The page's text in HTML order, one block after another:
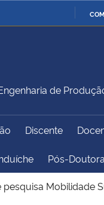
Ministério da Defesa
Desenvolvimento
de
Discente
Pós-
pesquisa Mobilidade